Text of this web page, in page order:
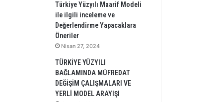
Türkiye Yüzyılı Maarif Modeli
ile ilgili inceleme ve
Değerlendirme Yapacaklara
Öneriler
Nisan 27, 2024
TÜRKİYE YÜZYILI
BAĞLAMINDA MÜFREDAT
DEĞİŞİM ÇALIŞMALARI VE
YERLİ MODEL ARAYIŞI